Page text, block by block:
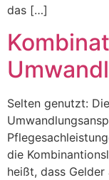
das […]
Selten genutzt:
die
heißt, dass